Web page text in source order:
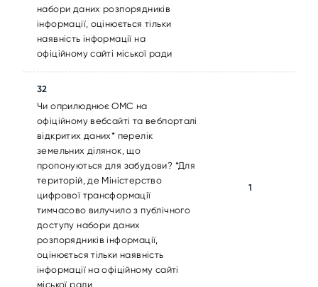
набори даних розпорядників
інформації, оцінюється тільки
наявність інформації на
офіційному сайті міської ради
32
Чи оприлюднює ОМС на
офіційному вебсайті та вебпорталі
відкритих даних* перелік
земельних ділянок, що
пропонуються для забудови? *Для
територій, де Міністерство
цифрової трансформації
тимчасово вилучило з публічного
доступу набори даних
розпорядників інформації,
оцінюється тільки наявність
інформації на офіційному сайті
міської ради
1